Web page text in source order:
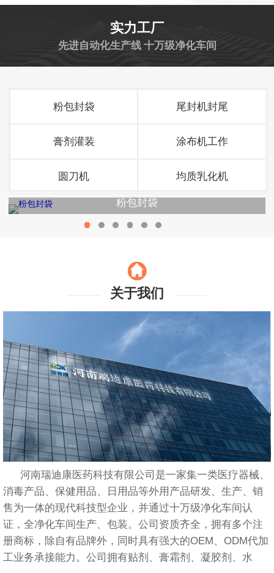
实力工厂
先进自动化生产线 十万级净化车间
粉包封袋 尾封机封尾
膏剂灌装 涂布机工作
圆刀机 均质乳化机
粉包封袋
关于我们
河南瑞迪康医药科技有限公司是一家集一类医疗器械、
消毒产品、保健用品、日用品等外用产品研发、生产、销
售为一体的现代科技型企业，并通过十万级净化车间认
证，全净化车间生产、包装。公司资质齐全，拥有多个注
册商标，除自有品牌外，同时具有强大的OEM、ODM代加
工业务承接能力。公司拥有贴剂、膏霜剂、凝胶剂、水